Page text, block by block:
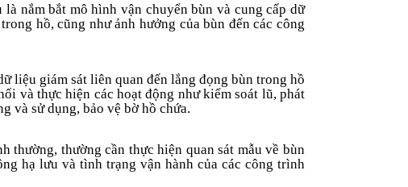
nắm bắt mô hình vận chuyển bùn và cung cấp dữ
hồ, cũng như ảnh hưởng của bùn đến các công
liệu giám sát liên quan đến lắng đọng bùn trong hồ
và thực hiện các hoạt động như kiểm soát lũ, phát
và sử dụng, bảo vệ bờ hồ chứa.
thường, thường cần thực hiện quan sát mẫu về bùn
hạ lưu và tình trạng vận hành của các công trình